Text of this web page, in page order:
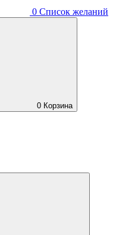
0 Список желаний
0 Корзина